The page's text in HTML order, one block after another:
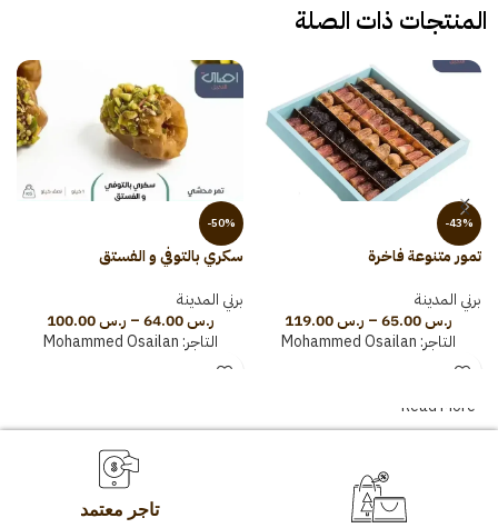
المنتجات ذات الصلة
-43%
تمور متنوعة فاخرة
برني المدينة
ر.س65.00
– ر.س119.00
التاجر: Mohammed Osailan
-50%
سكري بالتوفي و الفستق
برني المدينة
ر.س64.00
– ر.س100.00
التاجر: Mohammed Osailan
Read More
تاجر معتمد